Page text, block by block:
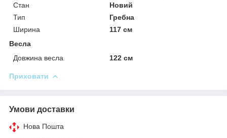
Стан
Новий
Тип
Гребна
Ширина
117 см
Весла
Довжина весла
122 см
Приховати
Умови доставки
Нова Пошта